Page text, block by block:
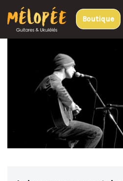
Aller
au
Boutique